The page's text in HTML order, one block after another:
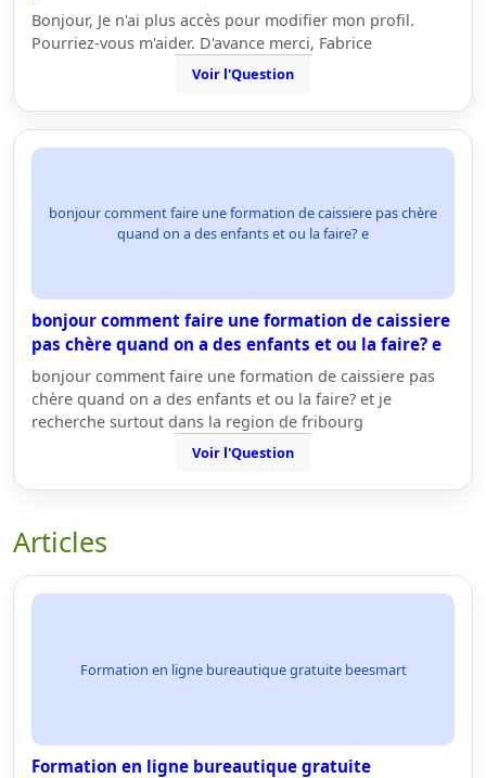
Bonjour, Je n'ai plus accès pour modifier mon profil.
Pourriez-vous m'aider. D'avance merci, Fabrice
Voir l'Question
bonjour comment faire une formation de caissiere pas chère
quand on a des enfants et ou la faire? e
bonjour comment faire une formation de caissiere
pas chère quand on a des enfants et ou la faire? e
bonjour comment faire une formation de caissiere pas
chère quand on a des enfants et ou la faire? et je
recherche surtout dans la region de fribourg
Voir l'Question
Articles
Formation en ligne bureautique gratuite beesmart
Formation en ligne bureautique gratuite